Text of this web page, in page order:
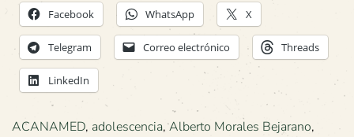
Facebook WhatsApp X
Telegram Correo electrónico Threads
LinkedIn
ACANAMED, adolescencia,Alberto Morales Bejarano,